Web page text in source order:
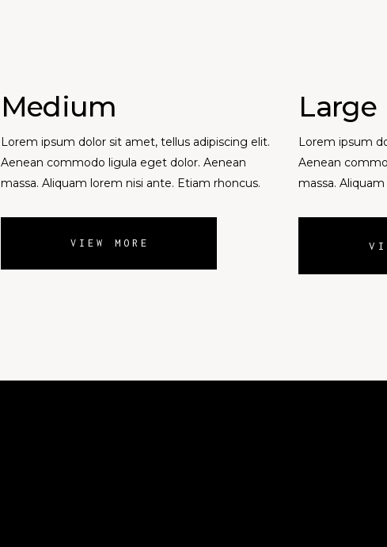
Medium
Lorem ipsum dolor sit amet, tellus adipiscing elit.
Aenean commodo ligula eget dolor. Aenean
massa. Aliquam lorem nisi ante. Etiam rhoncus.
VIEW MORE
Large
Lorem ipsum
Aenean
massa.